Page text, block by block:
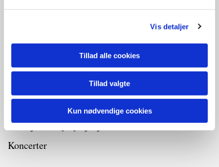
Vis detaljer
Tillad alle cookies
Tillad valgte
Kun nødvendige cookies
Kirkegårdsvedtægter
Kalender
Gudstjenester
Gudstjeneste på plejehjemmet
Koncerter